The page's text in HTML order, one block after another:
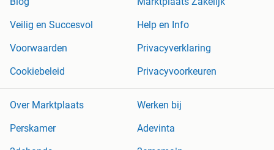
Veilig en Succesvol
Help en Info
Voorwaarden
Privacyverklaring
Cookiebeleid
Privacyvoorkeuren
Over Marktplaats
Werken bij
Perskamer
Adevinta